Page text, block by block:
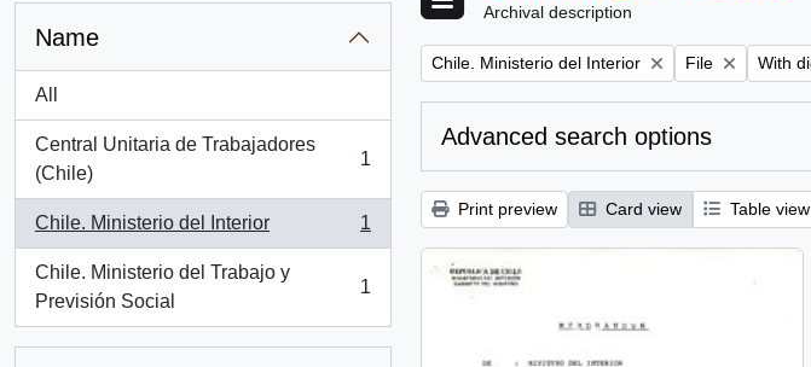
Name
All
Central Unitaria de Trabajadores
(Chile)
, 1 results
1
Chile. Ministerio del Interior
, 1 results
1
Chile. Ministerio del Trabajo y
Previsión Social
, 1 results
1
Archival description
Remove filter:
Chile. Ministerio del Interior Remove filter:
File With
Advanced search options
Print preview Card view Table view